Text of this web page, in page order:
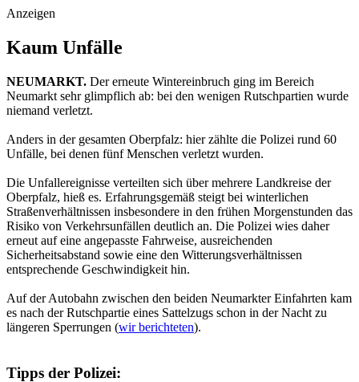
Anzeigen
Kaum Unfälle
NEUMARKT. Der erneute Wintereinbruch ging im Bereich
Neumarkt sehr glimpflich ab: bei den wenigen Rutschpartien wurde
niemand verletzt.
Anders in der gesamten Oberpfalz: hier zählte die Polizei rund 60
Unfälle, bei denen fünf Menschen verletzt wurden.
Die Unfallereignisse verteilten sich über mehrere Landkreise der
Oberpfalz, hieß es. Erfahrungsgemäß steigt bei winterlichen
Straßenverhältnissen insbesondere in den frühen Morgenstunden das
Risiko von Verkehrsunfällen deutlich an. Die Polizei wies daher
erneut auf eine angepasste Fahrweise, ausreichenden
Sicherheitsabstand sowie eine den Witterungsverhältnissen
entsprechende Geschwindigkeit hin.
Auf der Autobahn zwischen den beiden Neumarkter Einfahrten kam
es nach der Rutschpartie eines Sattelzugs schon in der Nacht zu
längeren Sperrungen (wir berichteten).
Tipps der Polizei: